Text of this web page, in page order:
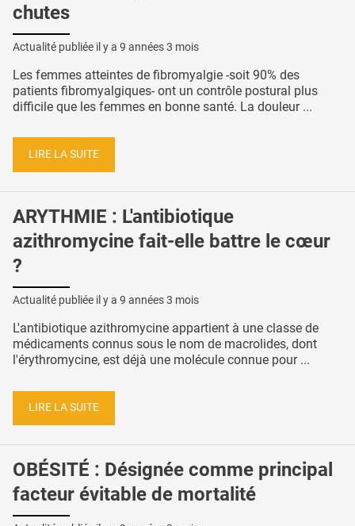
chutes
Actualité publiée il y a 9 années 3 mois
Les femmes atteintes de fibromyalgie -soit 90% des
patients fibromyalgiques- ont un contrôle postural plus
difficile que les femmes en bonne santé. La douleur ...
LIRE LA SUITE
ARYTHMIE : L'antibiotique
azithromycine fait-elle battre le cœur
?
Actualité publiée il y a 9 années 3 mois
L'antibiotique azithromycine appartient à une classe de
médicaments connus sous le nom de macrolides, dont
l'érythromycine, est déjà une molécule connue pour ...
LIRE LA SUITE
OBÉSITÉ : Désignée comme principal
facteur évitable de mortalité